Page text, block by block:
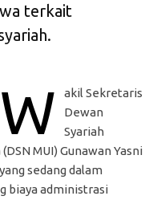
terkait
W
akil Sekretaris
Dewan
Syariah
MUI) Gunawan Yasni
sedang dalam
biaya administrasi